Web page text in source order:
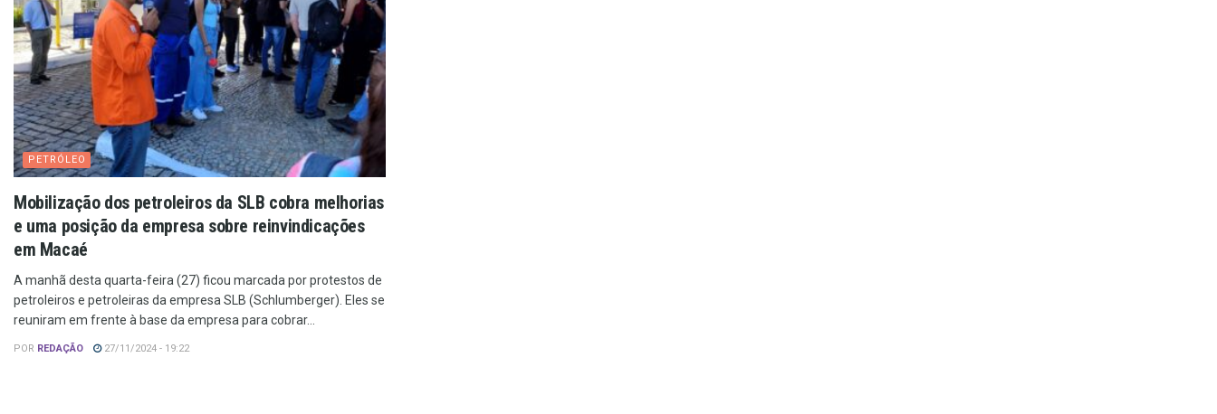
PETRÓLEO
Mobilização dos petroleiros da SLB cobra melhorias
e uma posição da empresa sobre reinvindicações
em Macaé
A manhã desta quarta-feira (27) ficou marcada por protestos de
petroleiros e petroleiras da empresa SLB (Schlumberger). Eles se
reuniram em frente à base da empresa para cobrar...
POR REDAÇÃO 27/11/2024 - 19:22